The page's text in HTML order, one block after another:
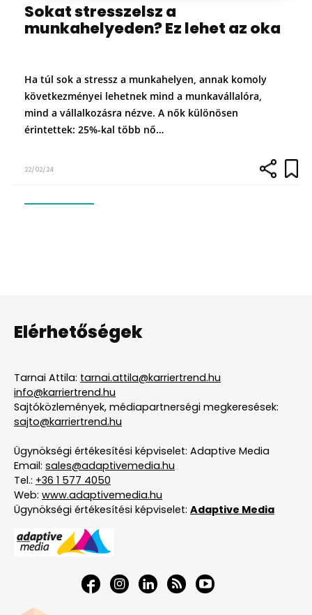
Sokat stresszelsz a
munkahelyeden? Ez lehet az oka
Ha túl sok a stressz a munkahelyen, annak komoly
következményei lehetnek mind a munkavállalóra,
mind a vállalkozásra nézve. A nők különösen
érintettek: 25%-kal több nő…
22/02/24
Elérhetőségek
Tarnai Attila: tarnai.attila@karriertrend.hu
info@karriertrend.hu
Sajtóközlemények, médiapartnerségi megkeresések:
sajto@karriertrend.hu
Ügynökségi értékesítési képviselet: Adaptive Media
Email: sales@adaptivemedia.hu
Tel.: +36 1 577 4050
Web: www.adaptivemedia.hu
Ügynökségi értékesítési képviselet: Adaptive Media